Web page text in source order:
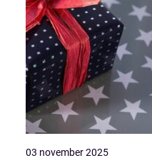
03 november 2025